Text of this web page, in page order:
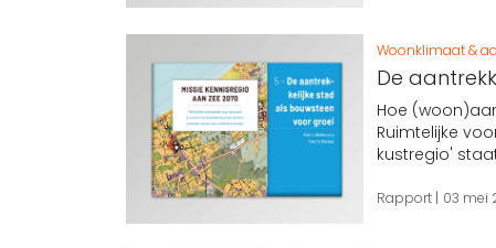
Woonklimaat &
De
Hoe
Ruimtelijke
kustregio'
Rapport 03 mei